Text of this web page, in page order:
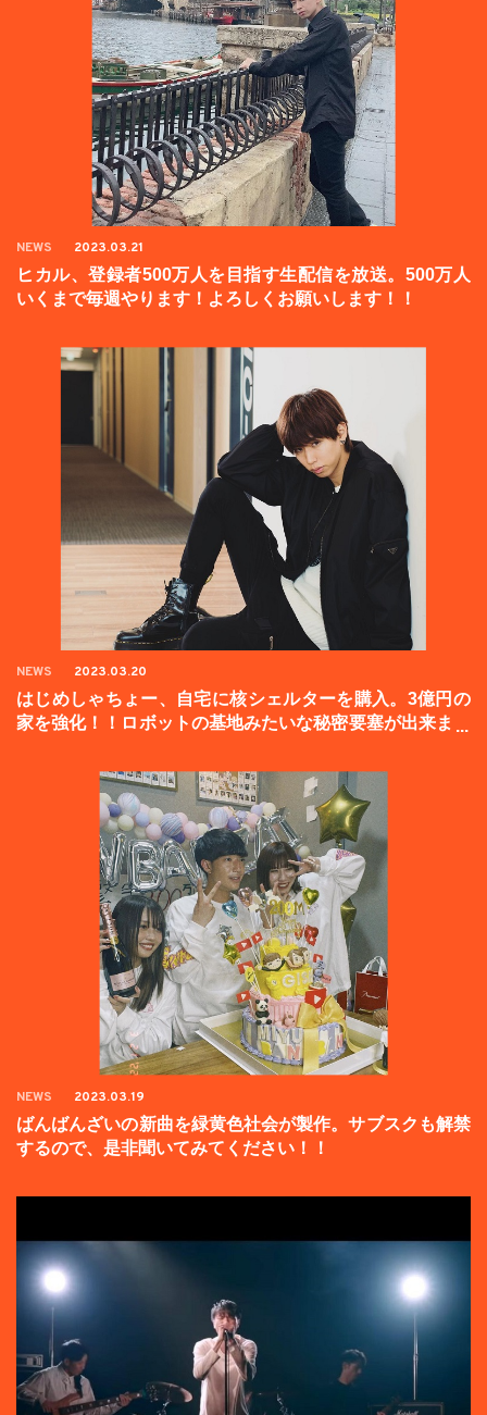
NEWS 2023.03.21
ヒカル、登録者500万人を目指す生配信を放送。500万人
いくまで毎週やります！よろしくお願いします！！
NEWS 2023.03.20
はじめしゃちょー、自宅に核シェルターを購入。3億円の
家を強化！！ロボットの基地みたいな秘密要塞が出来まし
NEWS 2023.03.19
ばんばんざいの新曲を緑黄色社会が製作。サブスクも解禁
するので、是非聞いてみてください！！